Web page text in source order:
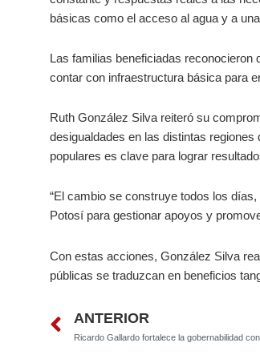
básicas como el acceso al agua y a
Las familias beneficiadas reconocieron
contar con infraestructura básica para
Ruth González Silva reiteró su
desigualdades en las distintas
populares es clave para lograr
“El cambio se construye todos los
Potosí para gestionar apoyos y
Con estas acciones, González Silva
públicas se traduzcan en beneficios
Prev
ANTERIOR